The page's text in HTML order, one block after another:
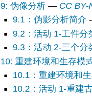
9: 伪像分析 — CC BY-
9.1：伪影分析简介
9.2：活动 1-工件分
9.3：活动 2-三个分
10: 重建环境和生存模
10.1：重建环境和
10.2：活动 1-重建